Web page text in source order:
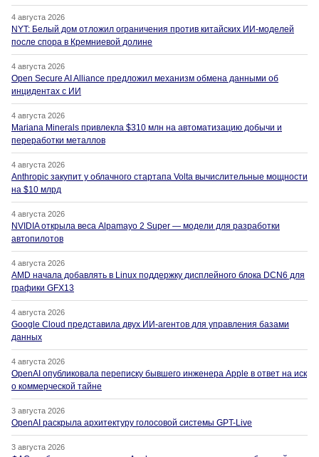
4 августа 2026
NYT: Белый дом отложил ограничения против китайских ИИ-моделей
после спора в Кремниевой долине
4 августа 2026
Open Secure AI Alliance предложил механизм обмена данными об
инцидентах с ИИ
4 августа 2026
Mariana Minerals привлекла $310 млн на автоматизацию добычи и
переработки металлов
4 августа 2026
Anthropic закупит у облачного стартапа Volta вычислительные мощности
на $10 млрд
4 августа 2026
NVIDIA открыла веса Alpamayo 2 Super — модели для разработки
автопилотов
4 августа 2026
AMD начала добавлять в Linux поддержку дисплейного блока DCN6 для
графики GFX13
4 августа 2026
Google Cloud представила двух ИИ-агентов для управления базами
данных
4 августа 2026
OpenAI опубликовала переписку бывшего инженера Apple в ответ на иск
о коммерческой тайне
3 августа 2026
OpenAI раскрыла архитектуру голосовой системы GPT-Live
3 августа 2026